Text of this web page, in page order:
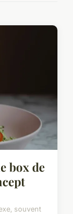
box de
souvent